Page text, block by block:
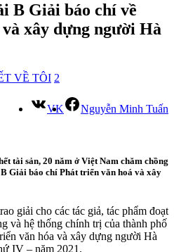
B Giải báo chí về
xây dựng người Hà
VỀ TÔI 2
VK Nguyễn Minh Tuấn
tài sản, 20 năm ở Việt Nam chăm chồng
Giải báo chí Phát triển văn hoá và xây
giải cho các tác giả, tác phẩm đoạt
và hệ thống chính trị của thành phố
văn hóa và xây dựng người Hà
IV – năm 2021.